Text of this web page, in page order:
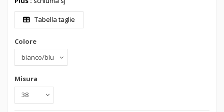
Tabella taglie
Colore
Misura